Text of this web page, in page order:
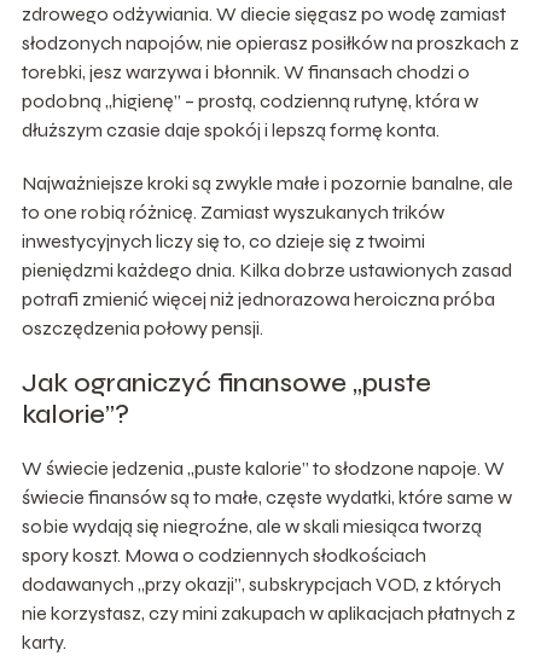
zdrowego odżywiania. W diecie sięgasz po wodę zamiast
słodzonych napojów, nie opierasz posiłków na proszkach z
torebki, jesz warzywa i błonnik. W finansach chodzi o
podobną „higienę” – prostą, codzienną rutynę, która w
dłuższym czasie daje spokój i lepszą formę konta.
Najważniejsze kroki są zwykle małe i pozornie banalne, ale
to one robią różnicę. Zamiast wyszukanych trików
inwestycyjnych liczy się to, co dzieje się z twoimi
pieniędzmi każdego dnia. Kilka dobrze ustawionych zasad
potrafi zmienić więcej niż jednorazowa heroiczna próba
oszczędzenia połowy pensji.
Jak ograniczyć finansowe „puste
kalorie”?
W świecie jedzenia „puste kalorie” to słodzone napoje. W
świecie finansów są to małe, częste wydatki, które same w
sobie wydają się niegroźne, ale w skali miesiąca tworzą
spory koszt. Mowa o codziennych słodkościach
dodawanych „przy okazji”, subskrypcjach VOD, z których
nie korzystasz, czy mini zakupach w aplikacjach płatnych z
karty.